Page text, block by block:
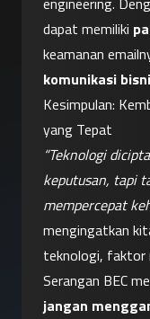
dapat memiliki
keamanan
komunikasi
Kesimpulan:
yang Tepat
“Teknologi
keputusan, tapi
mempercepat
mengingatkan
teknologi, faktor
jangan